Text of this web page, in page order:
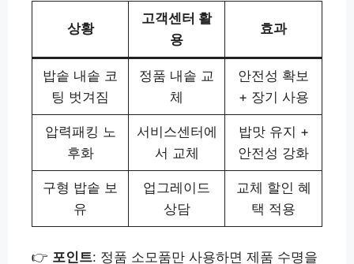
상황
고객센터 활
용
효과
밥솥 내솥 코
팅 벗겨짐
정품 내솥 교
체
안전성 확보
+ 장기 사용
압력패킹 노
후화
서비스센터에
서 교체
밥맛 유지 +
안전성 강화
구형 밥솥 보
유
업그레이드
상담
교체 할인 혜
택 적용
👉 포인트: 정품 소모품만 사용하면 제품 수명을